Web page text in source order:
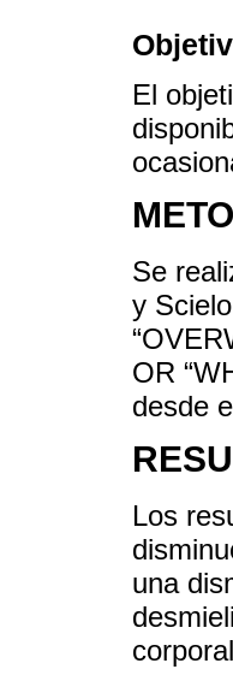
El
Se
y
OR
desde
Los
una